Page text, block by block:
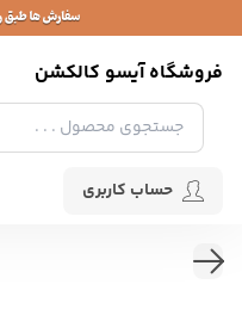
فروشگاه آیسو کالکشن
حساب کاربری